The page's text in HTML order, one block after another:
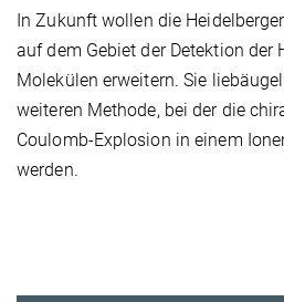
In Zukunft wollen die
auf dem Gebiet der Detektion der
Molekülen erweitern. Sie
weiteren Methode, bei der die
Coulomb-Explosion in einem
werden.